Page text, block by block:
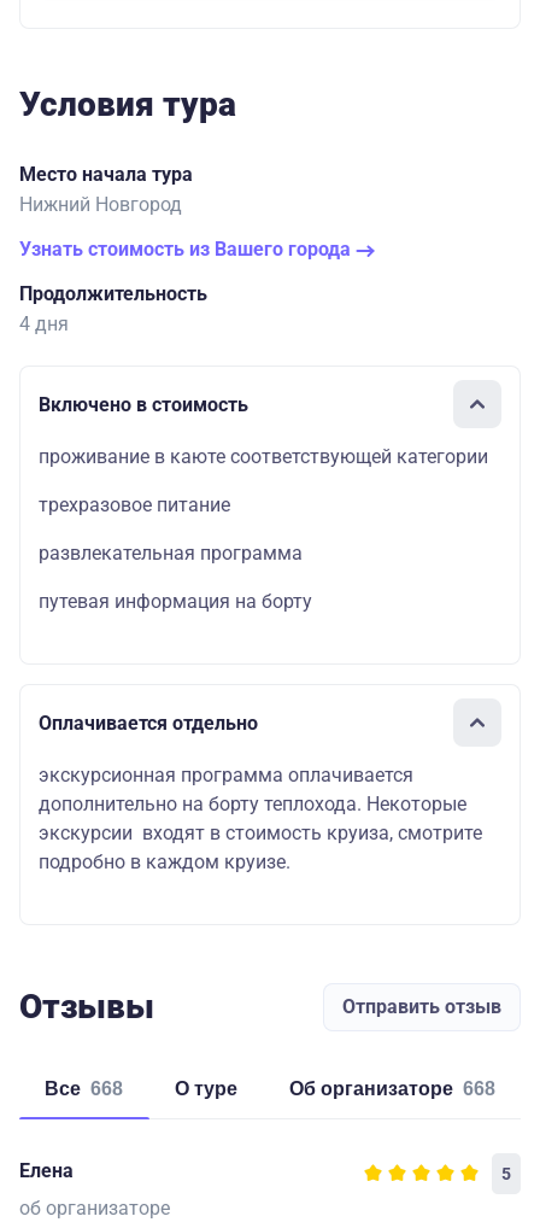
Условия тура
Место начала тура
Нижний Новгород
Узнать стоимость из Вашего города
Продолжительность
4 дня
Включено в стоимость
проживание в каюте соответствующей категории
трехразовое питание
развлекательная программа
путевая информация на борту
Оплачивается отдельно
экскурсионная программа оплачивается
дополнительно на борту теплохода. Некоторые
экскурсии входят в стоимость круиза, смотрите
подробно в каждом круизе.
Отзывы Отправить отзыв
Все 668 о туре об организаторе 668
Елена 5
об организаторе